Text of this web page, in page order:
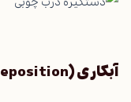
آبکاری